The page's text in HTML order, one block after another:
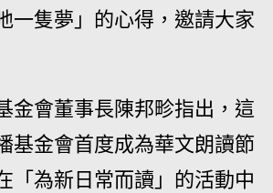
一隻夢」的心得，邀請大家
金會董事長陳邦畛指出，這
基金會首度成為華文朗讀節
「為新日常而讀」的活動中